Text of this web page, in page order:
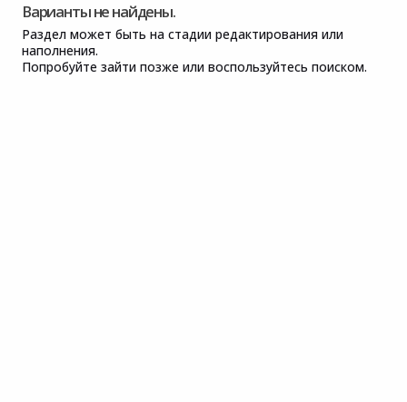
Варианты не найдены.
Раздел может быть на стадии редактирования или
наполнения.
Попробуйте зайти позже или воспользуйтесь поиском.